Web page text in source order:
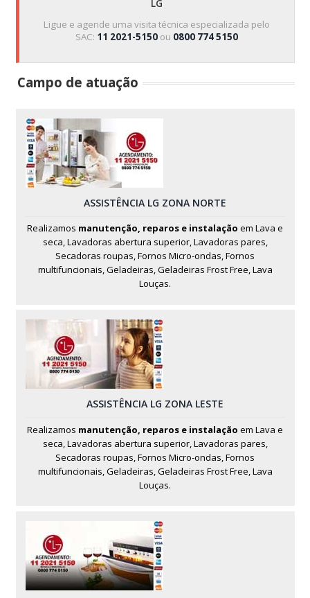
LG
Ligue e agende uma visita técnica especializada pelo
SAC: 11 2021-5150ou 0800 774 5150
Campo de atuação
ASSISTÊNCIA LG ZONA NORTE
Realizamos manutenção, reparos e instalação em Lava e
seca, Lavadoras abertura superior, Lavadoras pares,
Secadoras roupas, Fornos Micro-ondas, Fornos
multifuncionais, Geladeiras, Geladeiras Frost Free, Lava
Louças.
ASSISTÊNCIA LG ZONA LESTE
Realizamos manutenção, reparos e instalação em Lava e
seca, Lavadoras abertura superior, Lavadoras pares,
Secadoras roupas, Fornos Micro-ondas, Fornos
multifuncionais, Geladeiras, Geladeiras Frost Free, Lava
Louças.